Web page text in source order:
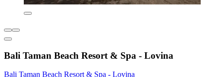
Bali Taman Beach Resort & Spa - Lovina
Bali Taman Beach Resort & Spa - Lovina